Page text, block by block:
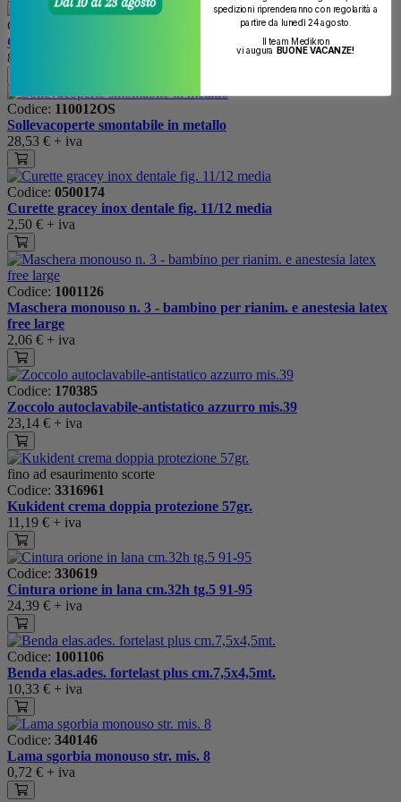
Codice:
Cerotto medipore 3m - mm100x10mt
8,08 €
Codice: 110012OS
Sollevacoperte smontabile in metallo
28,53 € + iva
Codice: 0500174
Curette gracey inox dentale fig. 11/12 media
2,50 € + iva
Codice: 1001126
Maschera monouso n. 3 - bambino per rianim. e anestesia latex
free large
2,06 € + iva
Codice: 170385
Zoccolo autoclavabile-antistatico azzurro mis.39
23,14 € + iva
fino ad esaurimento scorte
Codice: 3316961
Kukident crema doppia protezione 57gr.
11,19 € + iva
Codice: 330619
Cintura orione in lana cm.32h tg.5 91-95
24,39 € + iva
Codice: 1001106
Benda elas.ades. fortelast plus cm.7,5x4,5mt.
10,33 € + iva
Codice: 340146
Lama sgorbia monouso str. mis. 8
0,72 € + iva
spedizioni riprenderanno con regolarità a
partire da lunedì 24 agosto.
Il team Medikron
vi augura
BUONE VACANZE!